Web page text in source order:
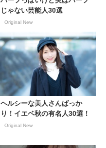
じゃない芸能人30選
Original New
ヘルシーな美人さんばっか
り！イエベ秋の有名人30選！
Original New